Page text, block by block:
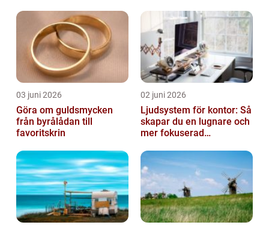
03 juni 2026
Göra om guldsmycken
från byrålådan till
favoritskrin
02 juni 2026
Ljudsystem för kontor: Så
skapar du en lugnare och
mer fokuserad